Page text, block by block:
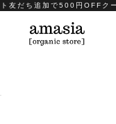
友だち追加で500円OFFク
amasia organic store